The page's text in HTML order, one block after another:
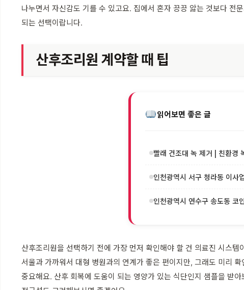
나누면서 자신감도 기를 수 있고요. 집에서 혼자 끙끙 앓는 것보다 전
되는 선택이랍니다.
산후조리원 계약할 때 팁
읽어보면 좋은 글
빨래 건조대 녹 제거 | 친환경
인천광역시 서구 청라동 이사
인천광역시 연수구 송도동 코
산후조리원을 선택하기 전에 가장 먼저 확인해야 할 건 의료진 시스
서울과 가까워서 대형 병원과의 연계가 좋은 편이지만, 그래도 미리
중요해요. 산후 회복에 도움이 되는 영양가 있는 식단인지 샘플을 받